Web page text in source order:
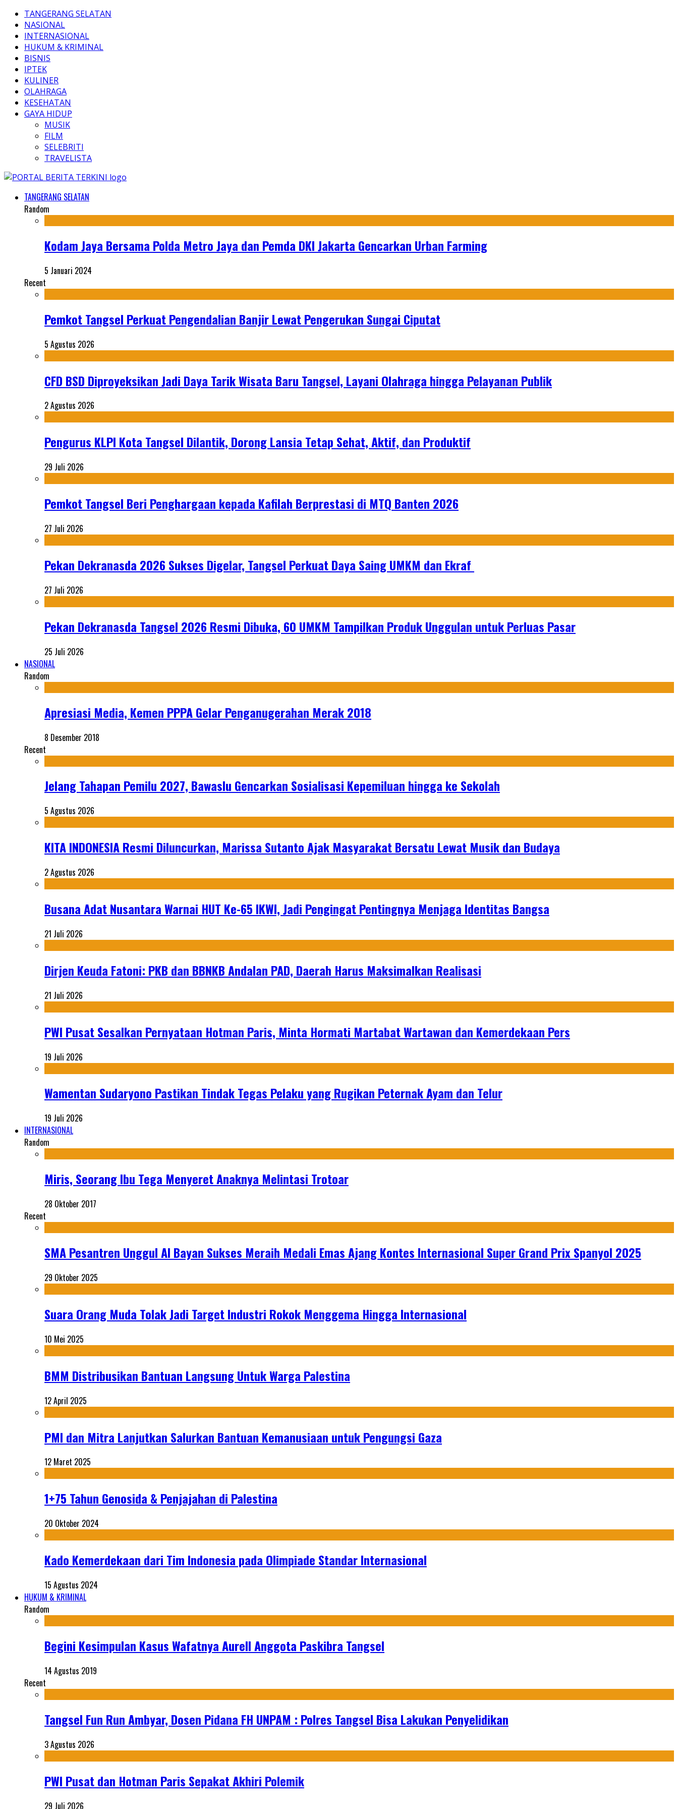
TANGERANG SELATAN
NASIONAL
INTERNASIONAL
HUKUM & KRIMINAL
BISNIS
IPTEK
KULINER
OLAHRAGA
KESEHATAN
GAYA HIDUP
MUSIK
FILM
SELEBRITI
TRAVELISTA
TANGERANG SELATAN
Random
Kodam Jaya Bersama Polda Metro Jaya dan Pemda DKI Jakarta Gencarkan Urban Farming
5 Januari 2024
Recent
Pemkot Tangsel Perkuat Pengendalian Banjir Lewat Pengerukan Sungai Ciputat
5 Agustus 2026
CFD BSD Diproyeksikan Jadi Daya Tarik Wisata Baru Tangsel, Layani Olahraga hingga Pelayanan Publik
2 Agustus 2026
Pengurus KLPI Kota Tangsel Dilantik, Dorong Lansia Tetap Sehat, Aktif, dan Produktif
29 Juli 2026
Pemkot Tangsel Beri Penghargaan kepada Kafilah Berprestasi di MTQ Banten 2026
27 Juli 2026
Pekan Dekranasda 2026 Sukses Digelar, Tangsel Perkuat Daya Saing UMKM dan Ekraf
27 Juli 2026
Pekan Dekranasda Tangsel 2026 Resmi Dibuka, 60 UMKM Tampilkan Produk Unggulan untuk Perluas Pasar
25 Juli 2026
NASIONAL
Random
Apresiasi Media, Kemen PPPA Gelar Penganugerahan Merak 2018
8 Desember 2018
Recent
Jelang Tahapan Pemilu 2027, Bawaslu Gencarkan Sosialisasi Kepemiluan hingga ke Sekolah
5 Agustus 2026
KITA INDONESIA Resmi Diluncurkan, Marissa Sutanto Ajak Masyarakat Bersatu Lewat Musik dan Budaya
2 Agustus 2026
Busana Adat Nusantara Warnai HUT Ke-65 IKWI, Jadi Pengingat Pentingnya Menjaga Identitas Bangsa
21 Juli 2026
Dirjen Keuda Fatoni: PKB dan BBNKB Andalan PAD, Daerah Harus Maksimalkan Realisasi
21 Juli 2026
PWI Pusat Sesalkan Pernyataan Hotman Paris, Minta Hormati Martabat Wartawan dan Kemerdekaan Pers
19 Juli 2026
Wamentan Sudaryono Pastikan Tindak Tegas Pelaku yang Rugikan Peternak Ayam dan Telur
19 Juli 2026
INTERNASIONAL
Random
Miris, Seorang Ibu Tega Menyeret Anaknya Melintasi Trotoar
28 Oktober 2017
Recent
SMA Pesantren Unggul Al Bayan Sukses Meraih Medali Emas Ajang Kontes Internasional Super Grand Prix Spanyol 2025
29 Oktober 2025
Suara Orang Muda Tolak Jadi Target Industri Rokok Menggema Hingga Internasional
10 Mei 2025
BMM Distribusikan Bantuan Langsung Untuk Warga Palestina
12 April 2025
PMI dan Mitra Lanjutkan Salurkan Bantuan Kemanusiaan untuk Pengungsi Gaza
12 Maret 2025
1+75 Tahun Genosida & Penjajahan di Palestina
20 Oktober 2024
Kado Kemerdekaan dari Tim Indonesia pada Olimpiade Standar Internasional
15 Agustus 2024
HUKUM & KRIMINAL
Random
Begini Kesimpulan Kasus Wafatnya Aurell Anggota Paskibra Tangsel
14 Agustus 2019
Recent
Tangsel Fun Run Ambyar, Dosen Pidana FH UNPAM : Polres Tangsel Bisa Lakukan Penyelidikan
3 Agustus 2026
PWI Pusat dan Hotman Paris Sepakat Akhiri Polemik
29 Juli 2026